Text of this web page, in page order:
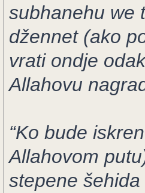
subhanehu we
džennet (ako
vrati ondje
Allahovu
“Ko bude
Allahovom
stepene